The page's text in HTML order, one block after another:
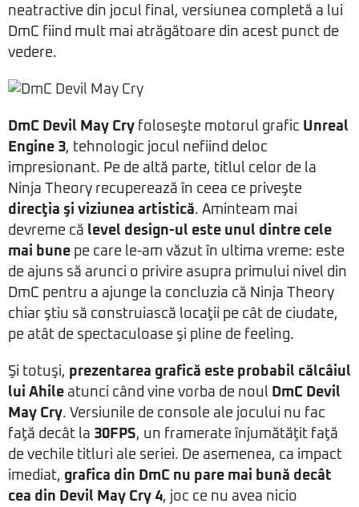
neatractive din jocul final, versiunea completă a lui
DmC fiind mult mai atrăgătoare din acest punct de
vedere.
DmC Devil May Cry foloseşte motorul grafic Unreal
Engine 3, tehnologic jocul nefiind deloc
impresionant. Pe de altă parte, titlul celor de la
Ninja Theory recuperează în ceea ce priveşte
direcţia şi viziunea artistică. Aminteam mai
devreme că level design-ul este unul dintre cele
mai bune pe care le-am văzut în ultima vreme: este
de ajuns să arunci o privire asupra primului nivel din
DmC pentru a ajunge la concluzia că Ninja Theory
chiar ştiu să construiască locaţii pe cât de ciudate,
pe atât de spectaculoase şi pline de feeling.
Şi totuşi, prezentarea grafică este probabil călcâiul
lui Ahile atunci când vine vorba de noul DmC Devil
May Cry. Versiunile de console ale jocului nu fac
faţă decât la 30FPS, un framerate înjumătăţit faţă
de vechile titluri ale seriei. De asemenea, ca impact
imediat, grafica din DmC nu pare mai bună decât
cea din Devil May Cry 4, joc ce nu avea nicio